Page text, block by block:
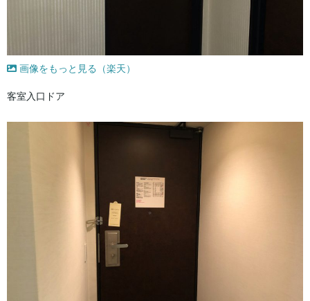
画像をもっと見る（楽天）
客室入口ドア